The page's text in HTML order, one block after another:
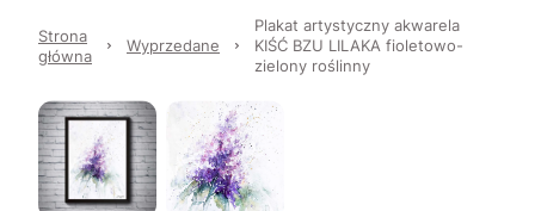
Strona
główna
Wyprzedane
Plakat artystyczny akwarela
KIŚĆ BZU LILAKA fioletowo-
zielony roślinny